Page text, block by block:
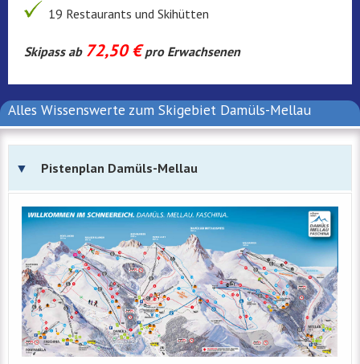
19 Restaurants und Skihütten
Skipass ab 72,50 €pro Erwachsenen
Alles Wissenswerte zum Skigebiet Damüls-Mellau
Pistenplan Damüls-Mellau